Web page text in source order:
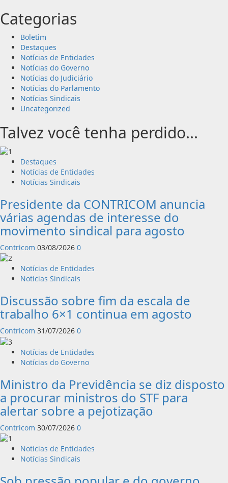
Categorias
Boletim
Destaques
Notícias de Entidades
Notícias do Governo
Notícias do Judiciário
Notícias do Parlamento
Notícias Sindicais
Uncategorized
Talvez você tenha perdido...
Destaques
Notícias de Entidades
Notícias Sindicais
Presidente da CONTRICOM anuncia
várias agendas de interesse do
movimento sindical para agosto
Contricom 03/08/2026 0
Notícias de Entidades
Notícias Sindicais
Discussão sobre fim da escala de
trabalho 6×1 continua em agosto
Contricom 31/07/2026 0
Notícias de Entidades
Notícias do Governo
Ministro da Previdência se diz disposto
a procurar ministros do STF para
alertar sobre a pejotização
Contricom 30/07/2026 0
Notícias de Entidades
Notícias Sindicais